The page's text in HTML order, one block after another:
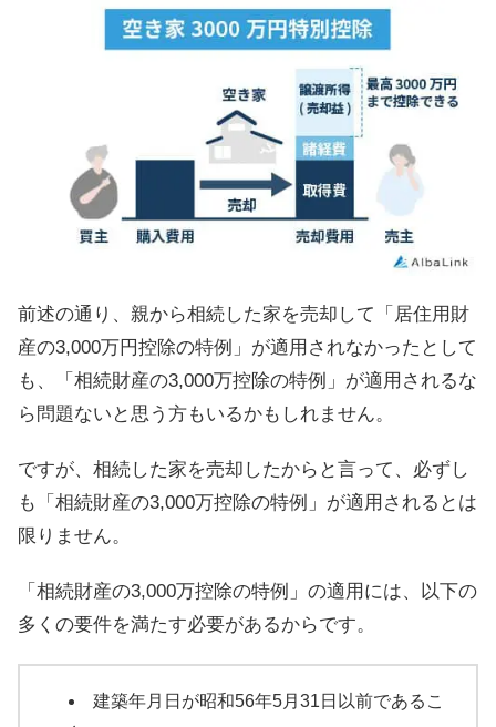
前述の通り、親から相続した家を売却して「居住用財
産の3,000万円控除の特例」が適用されなかったとして
も、「相続財産の3,000万控除の特例」が適用されるな
ら問題ないと思う方もいるかもしれません。
ですが、相続した家を売却したからと言って、必ずし
も「相続財産の3,000万控除の特例」が適用されるとは
限りません。
「相続財産の3,000万控除の特例」の適用には、以下の
多くの要件を満たす必要があるからです。
建築年月日が昭和56年5月31日以前であるこ